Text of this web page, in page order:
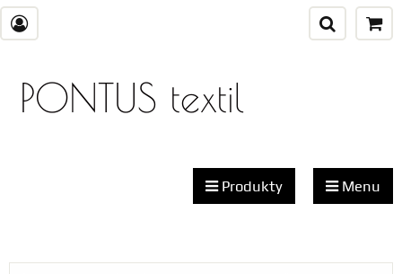
PONTUS textil
Produkty Menu